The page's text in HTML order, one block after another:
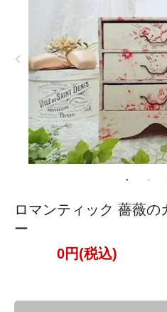
ロマンティック 薔薇の
ー
0円(税込)